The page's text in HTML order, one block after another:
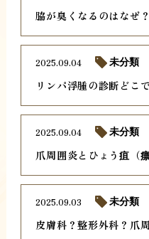
脇が臭くなるのはなぜ
リンパ浮腫の診断どこ
2025.09.04 未分類
爪周囲炎とひょう疽（
2025.09.04 未分類
皮膚科？整形外科？爪
2025.09.03 未分類